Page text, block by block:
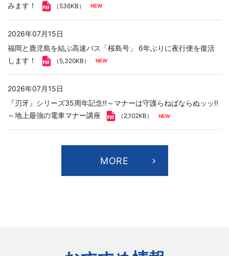
みます！
（536KB）
2026年07月15日
福岡と鹿児島を結ぶ高速バス「桜島号」 6年ぶりに夜行便を復活
します！
（5,320KB）
2026年07月15日
『刃牙』シリーズ35周年記念!!～マナーは守護らねばならぬッッ!!
～地上最強の電車マナー講座
（2,102KB）
MORE